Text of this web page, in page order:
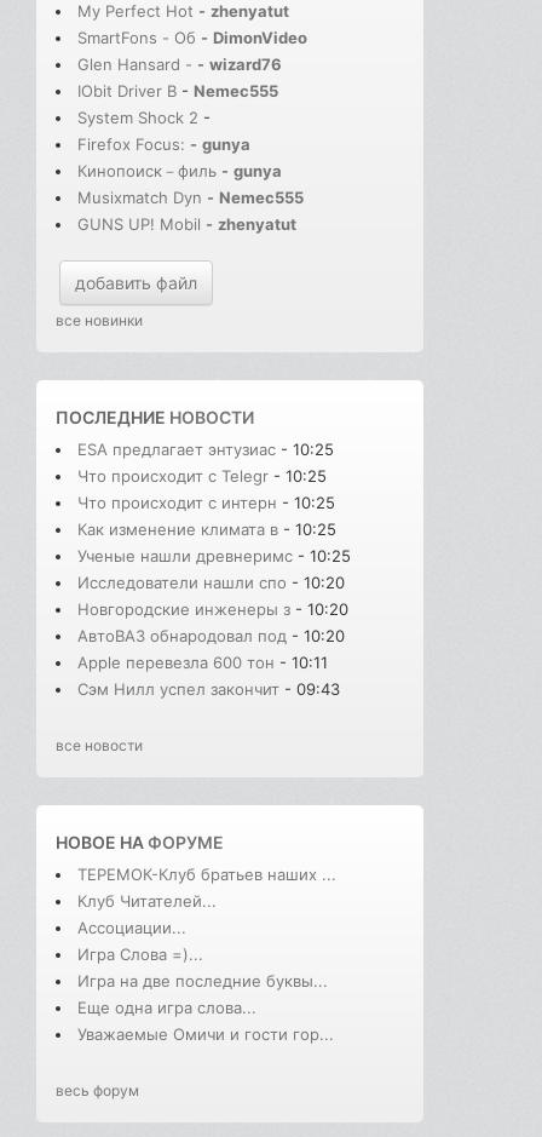
My Perfect Hot - zhenyatut
SmartFons - Об - DimonVideo
Glen Hansard - - wizard76
IObit Driver B - Nemec555
System Shock 2 -
Firefox Focus: - gunya
Кинопоиск－филь - gunya
Musixmatch Dyn - Nemec555
GUNS UP! Mobil - zhenyatut
добавить файл
все новинки
ПОСЛЕДНИЕ НОВОСТИ
ESA предлагает энтузиас - 10:25
Что происходит с Telegr - 10:25
Что происходит с интерн - 10:25
Как изменение климата в - 10:25
Ученые нашли древнеримс - 10:25
Исследователи нашли спо - 10:20
Новгородские инженеры з - 10:20
АвтоВАЗ обнародовал под - 10:20
Apple перевезла 600 тон - 10:11
Сэм Нилл успел закончит - 09:43
все новости
НОВОЕ НАФОРУМЕ
ТЕРЕМОК-Клуб братьев наших ...
Клуб Читателей...
Ассоциации...
Игра Слова =)...
Игра на две последние буквы...
Еще одна игра слова...
Уважаемые Омичи и гости гор...
весь форум